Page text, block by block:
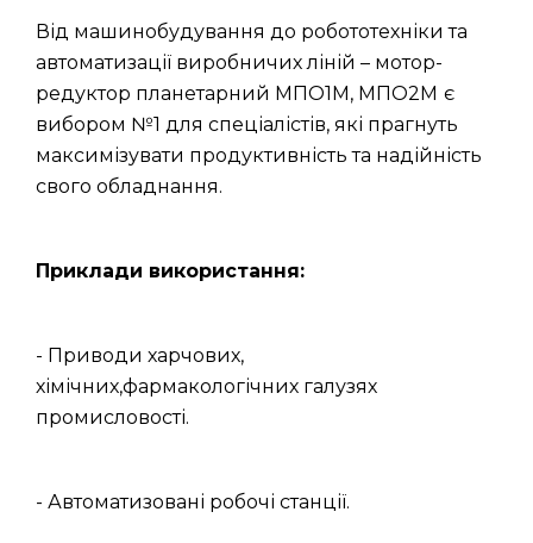
Від машинобудування до робототехніки та
автоматизації виробничих ліній – мотор-
редуктор планетарний МПО1М, МПО2М є
вибором №1 для спеціалістів, які прагнуть
максимізувати продуктивність та надійність
свого обладнання.
Приклади використання:
- Приводи харчових,
хімічних,фармакологічних галузях
промисловості.
- Автоматизовані робочі станції.